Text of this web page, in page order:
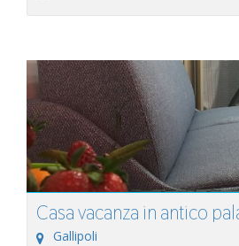
Casa vacanza in antico
Gallipoli